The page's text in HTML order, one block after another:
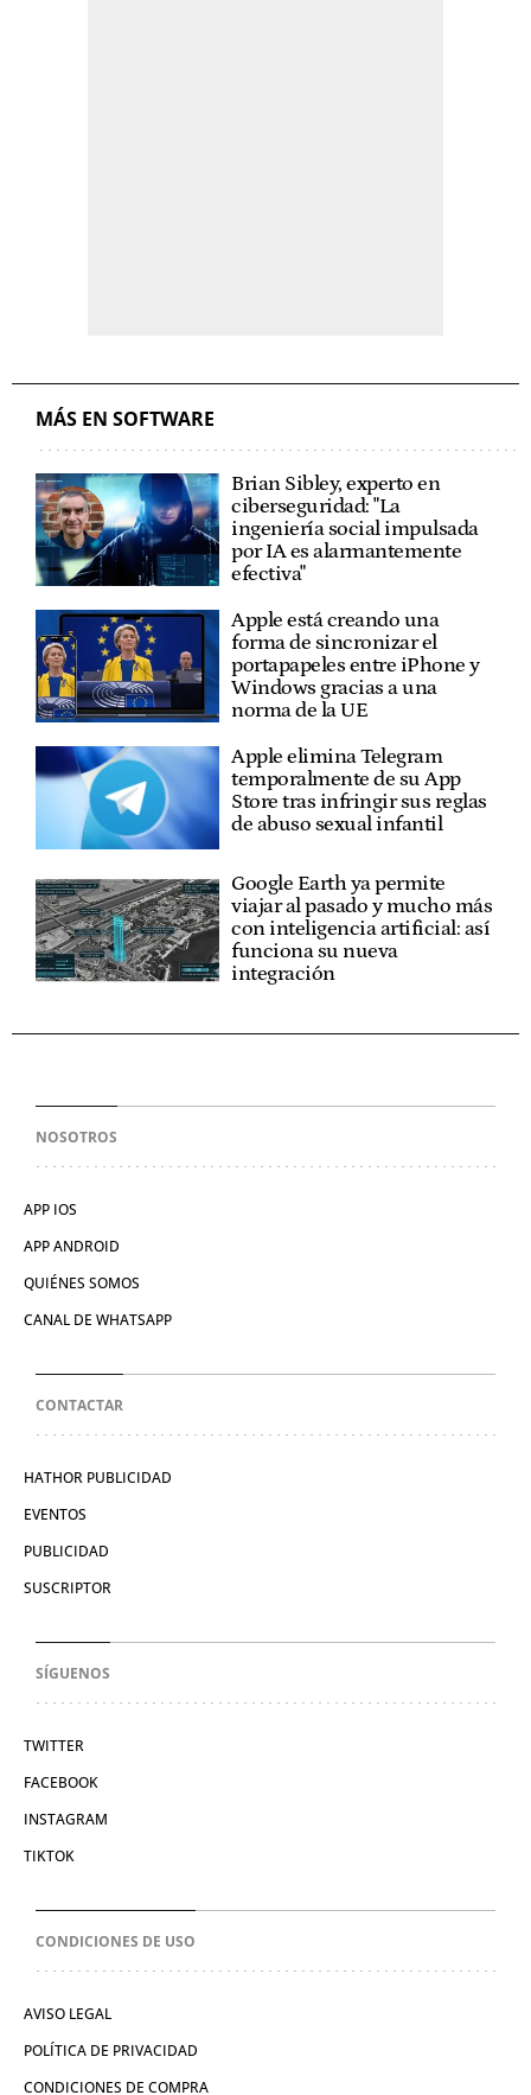
MÁS EN SOFTWARE
Brian Sibley, experto en
ciberseguridad: "La
ingeniería social impulsada
por IA es alarmantemente
efectiva"
Apple está creando una
forma de sincronizar el
portapapeles entre iPhone y
Windows gracias a una
norma de la UE
Apple elimina Telegram
temporalmente de su App
Store tras infringir sus reglas
de abuso sexual infantil
Google Earth ya permite
viajar al pasado y mucho más
con inteligencia artificial: así
funciona su nueva
integración
NOSOTROS
APP IOS
APP ANDROID
QUIÉNES SOMOS
CANAL DE WHATSAPP
CONTACTAR
HATHOR PUBLICIDAD
EVENTOS
PUBLICIDAD
SUSCRIPTOR
SÍGUENOS
TWITTER
FACEBOOK
INSTAGRAM
TIKTOK
CONDICIONES DE USO
AVISO LEGAL
POLÍTICA DE PRIVACIDAD
CONDICIONES DE COMPRA